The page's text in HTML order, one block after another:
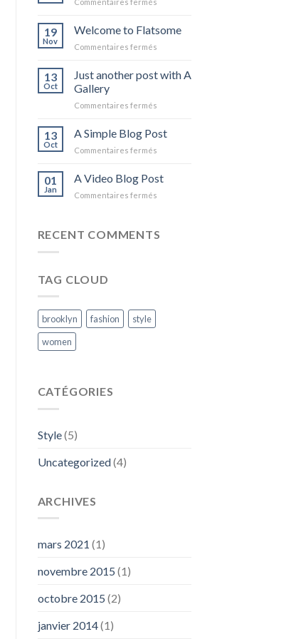
Commentaires fermés
19
Nov
Welcome to Flatsome
Commentaires ferméssur
to
13
Oct
Just another post with A
Gallery
Commentaires ferméssur
another
with
Gallery
13
Oct
A Simple Blog Post
Commentaires ferméssur
Simple
Post
01
Jan
A Video Blog Post
Commentaires ferméssur
Blog
RECENT COMMENTS
TAG CLOUD
brooklyn fashion
style
women
CATÉGORIES
Style(5)
Uncategorized(4)
ARCHIVES
mars 2021 (1)
novembre 2015 (1)
octobre 2015 (2)
janvier 2014(1)